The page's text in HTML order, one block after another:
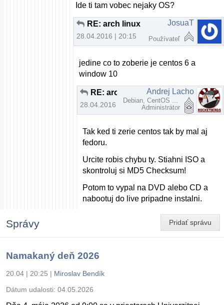
Ide ti tam vobec nejaky OS?
RE: arch linux
28.04.2016 | 20:15
JosuaT
Používateľ
jedine co to zoberie je centos 6 a
window 10
RE: arch linux
28.04.2016 | 20:31
Andrej Lacho
Debian, CentOS ...
Administrátor
Tak ked ti zerie centos tak by mal aj
fedoru.
Urcite robis chybu ty. Stiahni ISO a
skontroluj si MD5 Checksum!
Potom to vypal na DVD alebo CD a
nabootuj do live pripadne instalni.
Pridať správu
Správy
Namakaný deň 2026
20.04 | 20:25 | Miroslav Bendík
Dátum udalosti: 04.05.2026